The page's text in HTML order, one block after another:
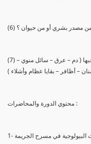
من مصدر بشري أو من حيوان ؟
(7) إجراء الإختبارات علي العينة البيولوجية لتحديد صاحبها ( دم – عرق – سائل منوي –
– أظافر – بقايا عظام وأشلاء )
محتوي الدورة والمحاضرات :
البيولوجية في مسرح الجريمة